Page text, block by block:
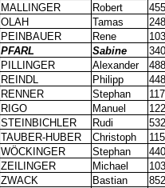
MALLINGER
Robert
OLAH
Tamas
PEINBAUER
Rene
PFARL
Sabine
PILLINGER
Alexander
REINDL
Philipp
RENNER
Stephan
RIGO
Manuel
STEINBICHLER
Rudi
TAUBER-HUBER
Christoph
WÖCKINGER
Stephan
ZEILINGER
Michael
ZWACK
Bastian